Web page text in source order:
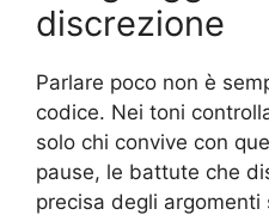
discrezione
Parlare poco non è
codice. Nei toni
solo chi convive con
pause, le battute che
precisa degli